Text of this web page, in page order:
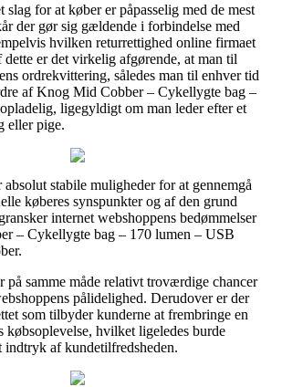
for at køber er påpasselig med de mest
der gør sig gældende i forbindelse med
hvilken returrettighed online firmaet
dette er det virkelig afgørende, at man til
ordrekvittering, således man til enhver tid
af Knog Mid Cobber – Cykellygte bag –
ligegyldigt om man leder efter et
eller pige.
stabile muligheder for at gennemgå
køberes synspunkter og af den grund
internet webshoppens bedømmelser
– Cykellygte bag – 170 lumen – USB
på samme måde relativt troværdige chancer
pålidelighed. Derudover er der
som tilbyder kunderne at frembringe en
købsoplevelse, hvilket ligeledes burde
indtryk af kundetilfredsheden.